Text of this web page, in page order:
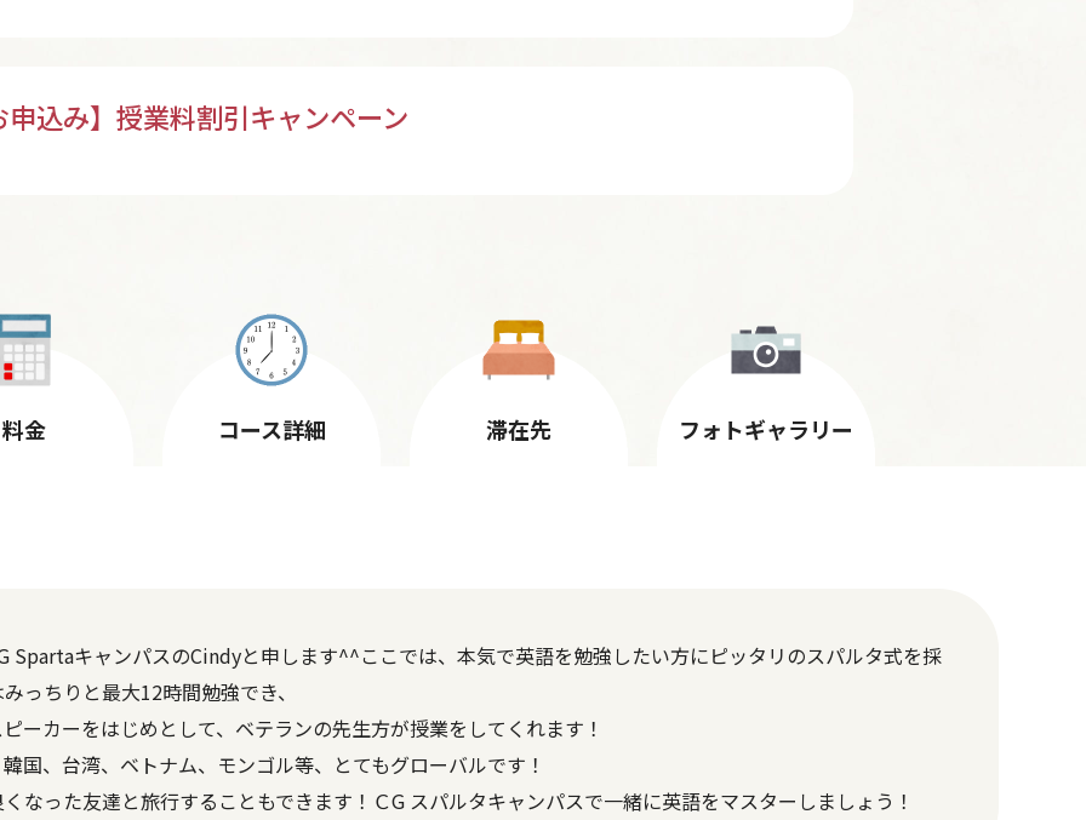
込み】授業料割引キャンペーン
料金 コース詳細 滞在先 フォトギャラリー
SpartaキャンパスのCindyと申します^^ここでは、本気で英語を勉強したい方にピッタリのスパルタ式を採
っちりと最大12時間勉強でき、
ーカーをはじめとして、ベテランの先生方が授業をしてくれます！
国、台湾、ベトナム、モンゴル等、とてもグローバルです！
なった友達と旅行することもできます！ＣG スパルタキャンパスで一緒に英語をマスターしましょう！